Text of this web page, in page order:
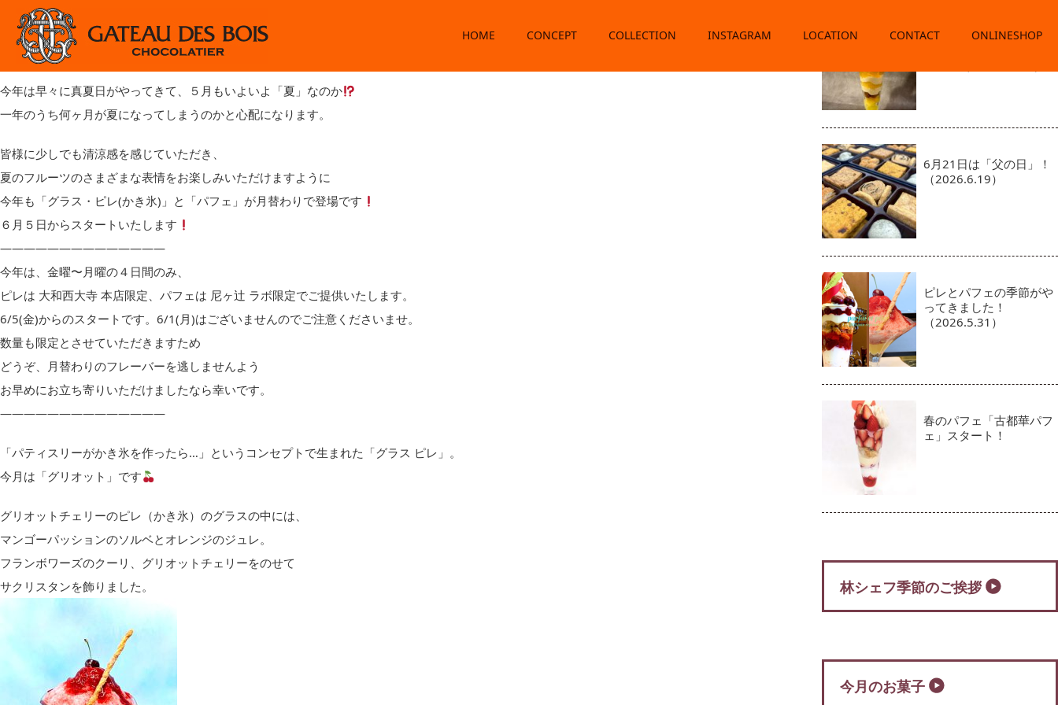
HOME CONCEPT COLLECTION INSTAGRAM LOCATION CONTACT ONLINESHOP
ピレとパフェの季節がやってきました！（2026.5.31）
今年は早々に真夏日がやってきて、５月もいよいよ「夏」なのか
一年のうち何ヶ月が夏になってしまうのかと心配になります。
皆様に少しでも清涼感を感じていただき、
夏のフルーツのさまざまな表情をお楽しみいただけますように
今年も「グラス・ピレ(かき氷)」と「パフェ」が月替わりで登場です
６月５日からスタートいたします
——————————————
今年は、金曜〜月曜の４日間のみ、
ピレは 大和西大寺 本店限定、パフェは 尼ヶ辻 ラボ限定でご提供いたします。
6/5(金)からのスタートです。6/1(月)はございませんのでご注意くださいませ。
数量も限定とさせていただきますため
どうぞ、月替わりのフレーバーを逃しませんよう
お早めにお立ち寄りいただけましたなら幸いです。
——————————————
「パティスリーがかき氷を作ったら…」というコンセプトで生まれた「グラス ピレ」。
今月は「グリオット」です
グリオットチェリーのピレ（かき氷）のグラスの中には、
マンゴーパッションのソルベとオレンジのジュレ。
フランボワーズのクーリ、グリオットチェリーをのせて
サクリスタンを飾りました。
７月のパフェとピレ、そ
6月21日は「父の日」！
（2026.6.19）
ピレとパフェの季節がや
ってきました！
（2026.5.31）
春のパフェ「古都華パフ
ェ」スタート！
林シェフ季節のご挨拶
今月のお菓子